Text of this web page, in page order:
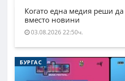
Когато една медия реши
вместо новини
03.08.2026 22:50ч.
БУРГАС